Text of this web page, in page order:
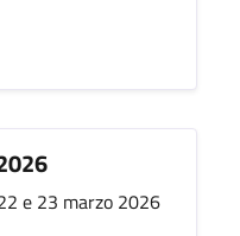
e 23 marzo 2026